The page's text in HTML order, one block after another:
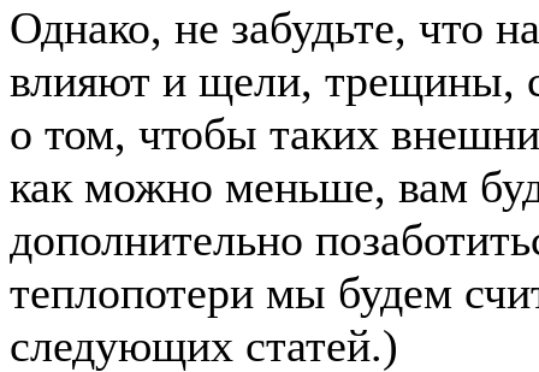
Однако, не забудьте, что
влияют и щели, трещины,
о том, чтобы таких
как можно меньше, вам
дополнительно
теплопотери мы будем
следующих статей.)